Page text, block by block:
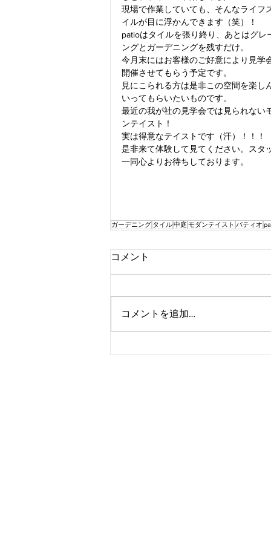
現場で作業していても、そんなライフ
イルが目に浮かんできます（笑）！
patioはタイルを張り終り、あとはグレ
ングとガーデニングを残すだけ。
今月末にはお客様のご好意により見学
開催させてもらう予定です。
見にこられる方は是非この空間を楽し
いってもらいたいものです。
最近の我が社の見学会では見られない
ンテイスト！
実は得意なテイストです（汗）！！！
是非来て体験して見てください。スタ
一同心よりお待ちしております。
ガーデニング タイル中庭 モダンテイスト パティオ
コメント
コメントを追加…